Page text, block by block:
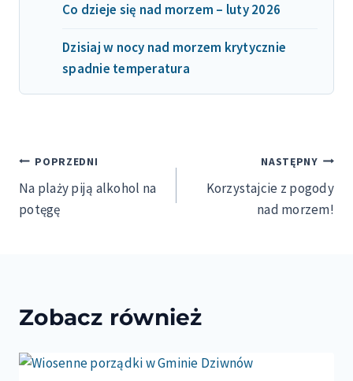
Co dzieje się nad morzem – luty 2026
Dzisiaj w nocy nad morzem krytycznie
spadnie temperatura
Nawigacja
wpisu
POPRZEDNI
Na plaży piją alkohol na
potęgę
NASTĘPNY
Korzystajcie z pogody
nad morzem!
Zobacz również